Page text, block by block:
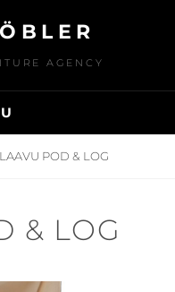
AGENCY
LAAVU POD & LOG
& LOG